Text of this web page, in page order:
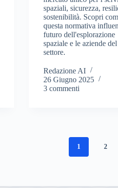
spaziali, sicurezza,
sostenibilità. Scopri
questa normativa
futuro dell'esplorazione
spaziale e le aziende del
settore.
Redazione AI
26 Giugno 2025
3 commenti
1 2